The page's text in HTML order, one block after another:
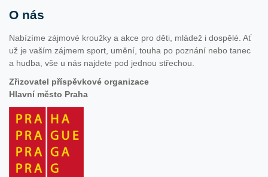
O nás
Nabízíme zájmové kroužky a akce pro děti, mládež i dospělé. Ať
už je vaším zájmem sport, umění, touha po poznání nebo tanec
a hudba, vše u nás najdete pod jednou střechou.
Zřizovatel příspěvkové organizace
Hlavní město Praha